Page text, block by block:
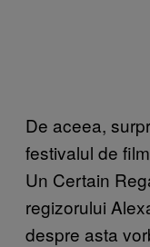
De aceea,
festivalul de
Un Certain
regizorului
despre asta